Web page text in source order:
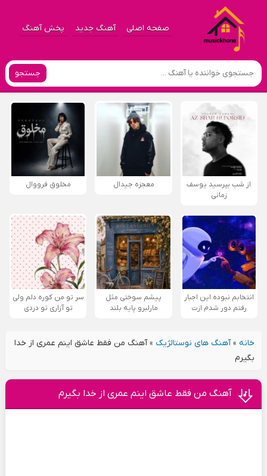
صفحه اصلی آهنگ جدید پخش آهنگ
جستجو
از شب بپرسید یوسف
زمانی
معجزه جیدال مخلوق فرووال
انتخابم نبوده این اجبار
رفتم دور شدم ازت
پیشم سوختی مثل
مارلبرو پایه بلند
سر تو من کوره دلم ولی
تو آزاری تو دردی
خانه»آهنگ های نوستالژیک »آهنگ من فقط عاشق اینم عمری از خدا
بگیرم
آهنگ من فقط عاشق اینم عمری از خدا بگیرم